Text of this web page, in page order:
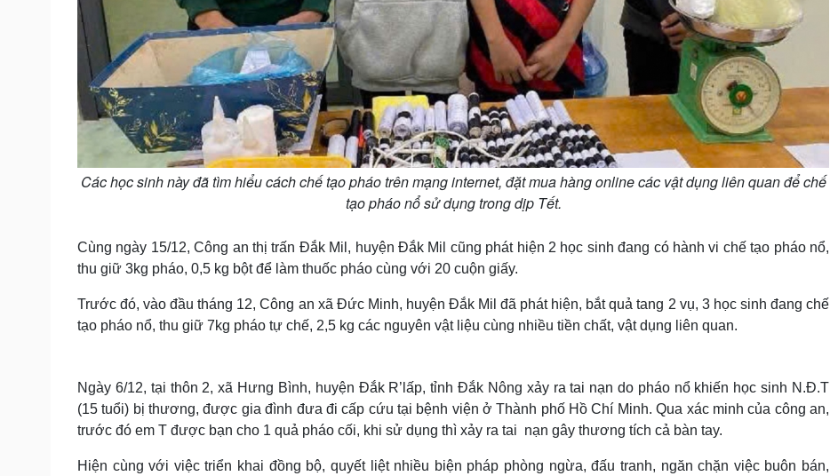
Các học sinh này đã tìm hiểu cách chế tạo pháo trên mạng internet, đặt mua hàng online các vật dụng liên quan để chế
tạo pháo nổ sử dụng trong dịp Tết.
Cùng ngày 15/12, Công an thị trấn Đắk Mil, huyện Đắk Mil cũng phát hiện 2 học sinh đang có hành vi chế tạo pháo nổ,
thu giữ 3kg pháo, 0,5 kg bột để làm thuốc pháo cùng với 20 cuộn giấy.
Trước đó, vào đầu tháng 12, Công an xã Đức Minh, huyện Đắk Mil đã phát hiện, bắt quả tang 2 vụ, 3 học sinh đang chế
tạo pháo nổ, thu giữ 7kg pháo tự chế, 2,5 kg các nguyên vật liệu cùng nhiều tiền chất, vật dụng liên quan.
Ngày 6/12, tại thôn 2, xã Hưng Bình, huyện Đắk R’lấp, tỉnh Đắk Nông xảy ra tai nạn do pháo nổ khiến học sinh N.Đ.T
(15 tuổi) bị thương, được gia đình đưa đi cấp cứu tại bệnh viện ở Thành phố Hồ Chí Minh. Qua xác minh của công an,
trước đó em T được bạn cho 1 quả pháo cối, khi sử dụng thì xảy ra tai nạn gây thương tích cả bàn tay.
Hiện cùng với việc triển khai đồng bộ, quyết liệt nhiều biện pháp phòng ngừa, đấu tranh, ngăn chặn việc buôn bán,